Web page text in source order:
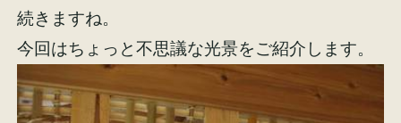
続きますね。
今回はちょっと不思議な光景をご紹介します。
リノベーション